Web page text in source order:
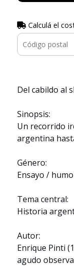
Calculá el
Del cabildo al
Sinopsis:
Un recorrido
argentina
Género:
Ensayo /
Tema central:
Historia
Autor:
Enrique Pinti
agudo